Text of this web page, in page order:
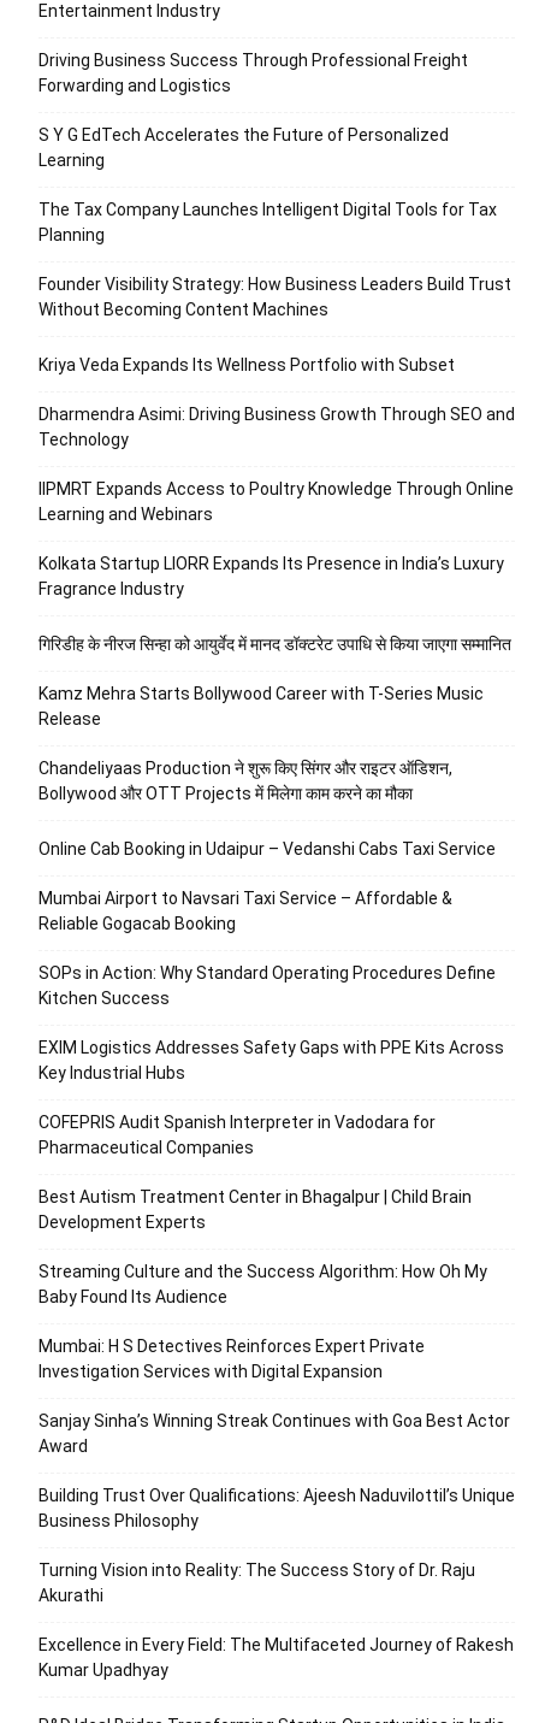
Entertainment Industry
Driving Business Success Through Professional Freight
Forwarding and Logistics
S Y G EdTech Accelerates the Future of Personalized
Learning
The Tax Company Launches Intelligent Digital Tools for Tax
Planning
Founder Visibility Strategy: How Business Leaders Build Trust
Without Becoming Content Machines
Kriya Veda Expands Its Wellness Portfolio with Subset
Dharmendra Asimi: Driving Business Growth Through SEO and
Technology
IIPMRT Expands Access to Poultry Knowledge Through Online
Learning and Webinars
Kolkata Startup LIORR Expands Its Presence in India’s Luxury
Fragrance Industry
गिरिडीह के नीरज सिन्हा को आयुर्वेद में मानद डॉक्टरेट उपाधि से किया जाएगा सम्मानित
Kamz Mehra Starts Bollywood Career with T-Series Music
Release
Chandeliyaas Production ने शुरू किए सिंगर और राइटर ऑडिशन,
Bollywood और OTT Projects में मिलेगा काम करने का मौका
Online Cab Booking in Udaipur – Vedanshi Cabs Taxi Service
Mumbai Airport to Navsari Taxi Service – Affordable &
Reliable Gogacab Booking
SOPs in Action: Why Standard Operating Procedures Define
Kitchen Success
EXIM Logistics Addresses Safety Gaps with PPE Kits Across
Key Industrial Hubs
COFEPRIS Audit Spanish Interpreter in Vadodara for
Pharmaceutical Companies
Best Autism Treatment Center in Bhagalpur | Child Brain
Development Experts
Streaming Culture and the Success Algorithm: How Oh My
Baby Found Its Audience
Mumbai: H S Detectives Reinforces Expert Private
Investigation Services with Digital Expansion
Sanjay Sinha’s Winning Streak Continues with Goa Best Actor
Award
Building Trust Over Qualifications: Ajeesh Naduvilottil’s Unique
Business Philosophy
Turning Vision into Reality: The Success Story of Dr. Raju
Akurathi
Excellence in Every Field: The Multifaceted Journey of Rakesh
Kumar Upadhyay